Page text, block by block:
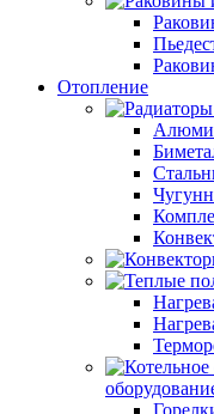
Отопление